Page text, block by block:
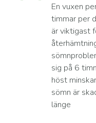
En vuxen
timmar per
är viktigast
sig på 6
höst
sömn är
länge